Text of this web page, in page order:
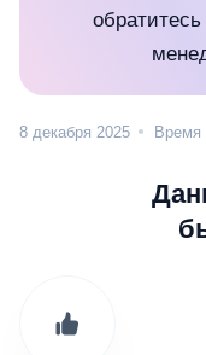
8 декабря 2025 Время